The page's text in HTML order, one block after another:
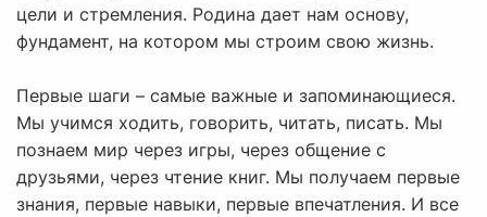
цели и стремления. Родина дает нам основу,
фундамент, на котором мы строим свою жизнь.
Первые шаги – самые важные и запоминающиеся.
Мы учимся ходить, говорить, читать, писать. Мы
познаем мир через игры, через общение с
друзьями, через чтение книг. Мы получаем первые
знания, первые навыки, первые впечатления. И все